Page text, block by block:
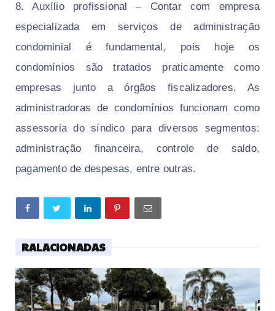
8. Auxílio profissional – Contar com empresa
especializada em serviços de administração
condominial é fundamental, pois hoje os
condomínios são tratados praticamente como
empresas junto a órgãos fiscalizadores. As
administradoras de condomínios funcionam como
assessoria do síndico para diversos segmentos:
administração financeira, controle de saldo,
pagamento de despesas, entre outras.
RALACIONADAS